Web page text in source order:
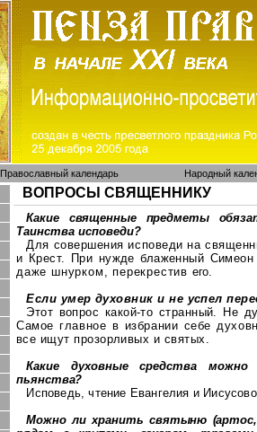
Православный календарь Народный
ВОПРОСЫ СВЯЩЕННИКУ
Какие священные предметы
Таинства исповеди?
Для совершения исповеди на
и Крест. При нуждеблаженный Симеон
даже шнурком, перекрестив его.
Если умер духовник и не успел
Этот вопрос какой-то странный. Не
Самое главное в избрании себе
все ищут прозорливых и святых.
Какие духовные средства можно
пьянства?
Исповедь, чтение Евангелия и Ии
Можно ли хранить святыню